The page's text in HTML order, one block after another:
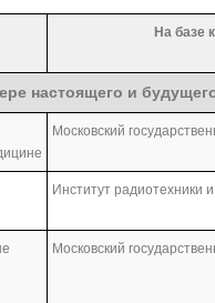
На базе
настоящего и
Московский
Институт радиотехники
Московский